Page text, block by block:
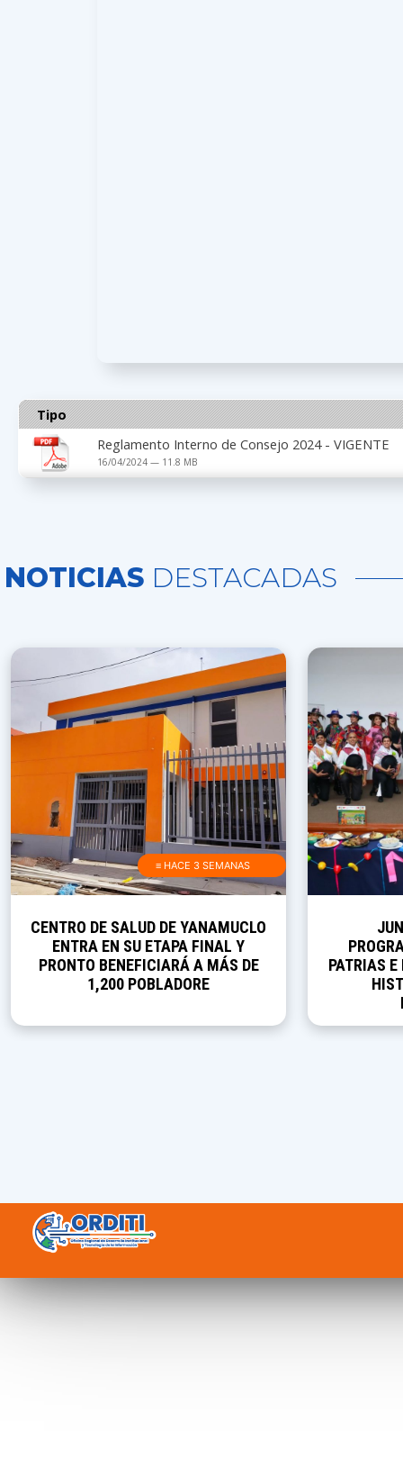
Tipo
Reglamento Interno de Consejo 2024 - VIGENTE
16/04/2024 — 11.8 MB
NOTICIAS DESTACADAS
≡ HACE 3 SEMANAS
CENTRO DE SALUD DE YANAMUCLO
ENTRA EN SU ETAPA FINAL Y
PRONTO BENEFICIARÁ A MÁS DE
1,200 POBLADORE
PATRIAS